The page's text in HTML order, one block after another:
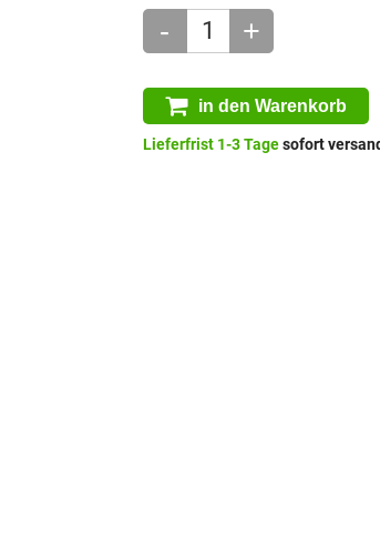
- +
in den Warenkorb
Lieferfrist 1-3 Tagesofort